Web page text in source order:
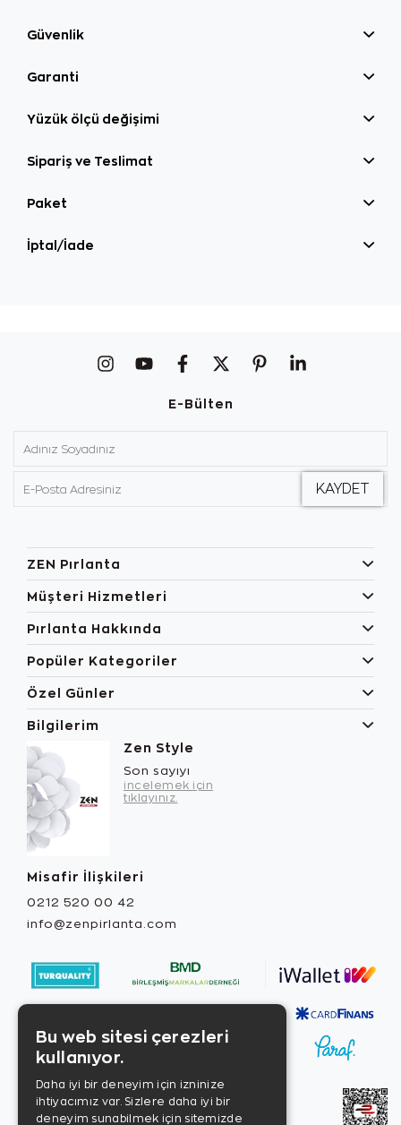
Güvenlik
Garanti
Yüzük ölçü değişimi
Sipariş ve Teslimat
Paket
İptal/İade
E-Bülten
ZEN Pırlanta
Müşteri Hizmetleri
Pırlanta Hakkında
Popüler Kategoriler
Özel Günler
Bilgilerim
Zen Style
Son sayıyı
incelemek için
tıklayınız.
Misafir İlişkileri
0212 520 00 42
info@zenpirlanta.com
Bu web sitesi çerezleri
kullanıyor.
Daha iyi bir deneyim için izninize
ihtiyacımız var. Sizlere daha iyi bir
deneyim sunabilmek için sitemizde